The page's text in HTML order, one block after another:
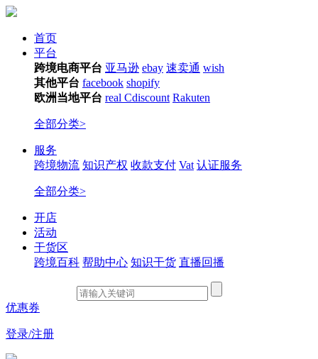
首页
平台
跨境电商平台 亚马逊 ebay 速卖通 wish
其他平台 facebook shopify
欧洲当地平台 real Cdiscount Rakuten
全部分类>
服务
跨境物流 知识产权 收款支付 Vat 认证服务
全部分类>
开店
活动
干货区
跨境百科 帮助中心 知识干货 直播回播
优惠券
登录/注册